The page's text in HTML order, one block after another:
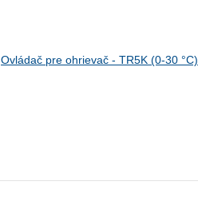
Ovládač pre ohrievač - TR5K (0-30 °C)